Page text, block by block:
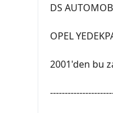
DS
OPEL
2001'den bu